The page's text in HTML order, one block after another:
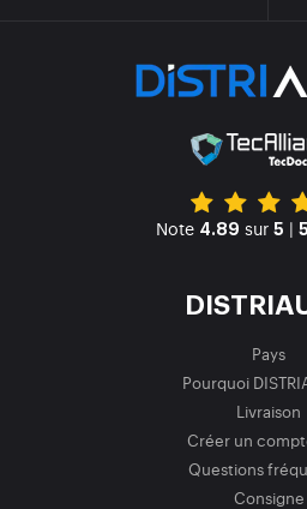
Note 4.89 sur 5 |
Pays
Pourquoi
Livraison
Créer un
Questions
Consigne